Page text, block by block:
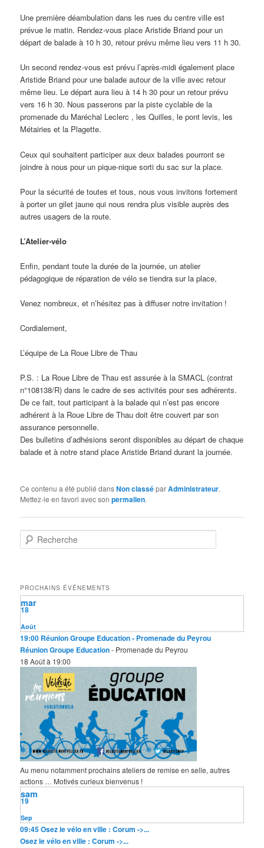
Une première déambulation dans les rues du centre ville est
prévue le matin. Rendez-vous place Aristide Briand pour un
départ de balade à 10 h 30, retour prévu même lieu vers 11 h 30.
Un second rendez-vous est prévu l’après-midi également place
Aristide Briand pour une balade autour de la ville avec retour
même lieu. Le départ aura lieu à 14 h 30 pour un retour prévu
vers 16 h 30. Nous passerons par la piste cyclable de la
promenade du Maréchal Leclerc , les Quilles, le pont levis, les
Métairies et la Plagette.
Ceux qui souhaitent participer aux deux balades pourront se
joindre à nous pour un pique-nique sorti du sac sur la place.
Pour la sécurité de toutes et tous, nous vous invitons fortement
à porter un gilet jaune qui nous rendra plus visible auprès des
autres usagers de la route.
L’Atelier-vélo
Enfin, pendant toute la durée de la journée, un atelier
pédagogique de réparation de vélo se tiendra sur la place,
Venez nombreux, et n’hésitez pas à diffuser notre invitation !
Cordialement,
L’équipe de La Roue Libre de Thau
P.S. : La Roue Libre de Thau est assurée à la SMACL (contrat
n°108138/R) dans le cadre de ses activités pour ses adhérents.
De ce fait, tout participant à la balade qui n’est pas encore
adhérent à la Roue Libre de Thau doit être couvert par son
assurance personnelle.
Des bulletins d’adhésions seront disponibles au départ de chaque
balade et à notre stand place Aristide Briand durant la journée.
Ce contenu a été publié dansNon classéparAdministrateur.
Mettez-le en favori avec sonpermalien.
e
r
c
h
e
PROCHAINS ÉVÉNEMENTS
Août
18
mar
19:00 Réunion Groupe Education- Promenade du Peyrou
Réunion Groupe Education- Promenade du Peyrou
18 Août à 19:00
Au menu notamment prochains ateliers de remise en selle, autres
actions … Motivés curieux bienvenus !
Sep
19
sam
09:45Osez le vélo en ville : Corum ->...
Osez le vélo en ville : Corum ->...